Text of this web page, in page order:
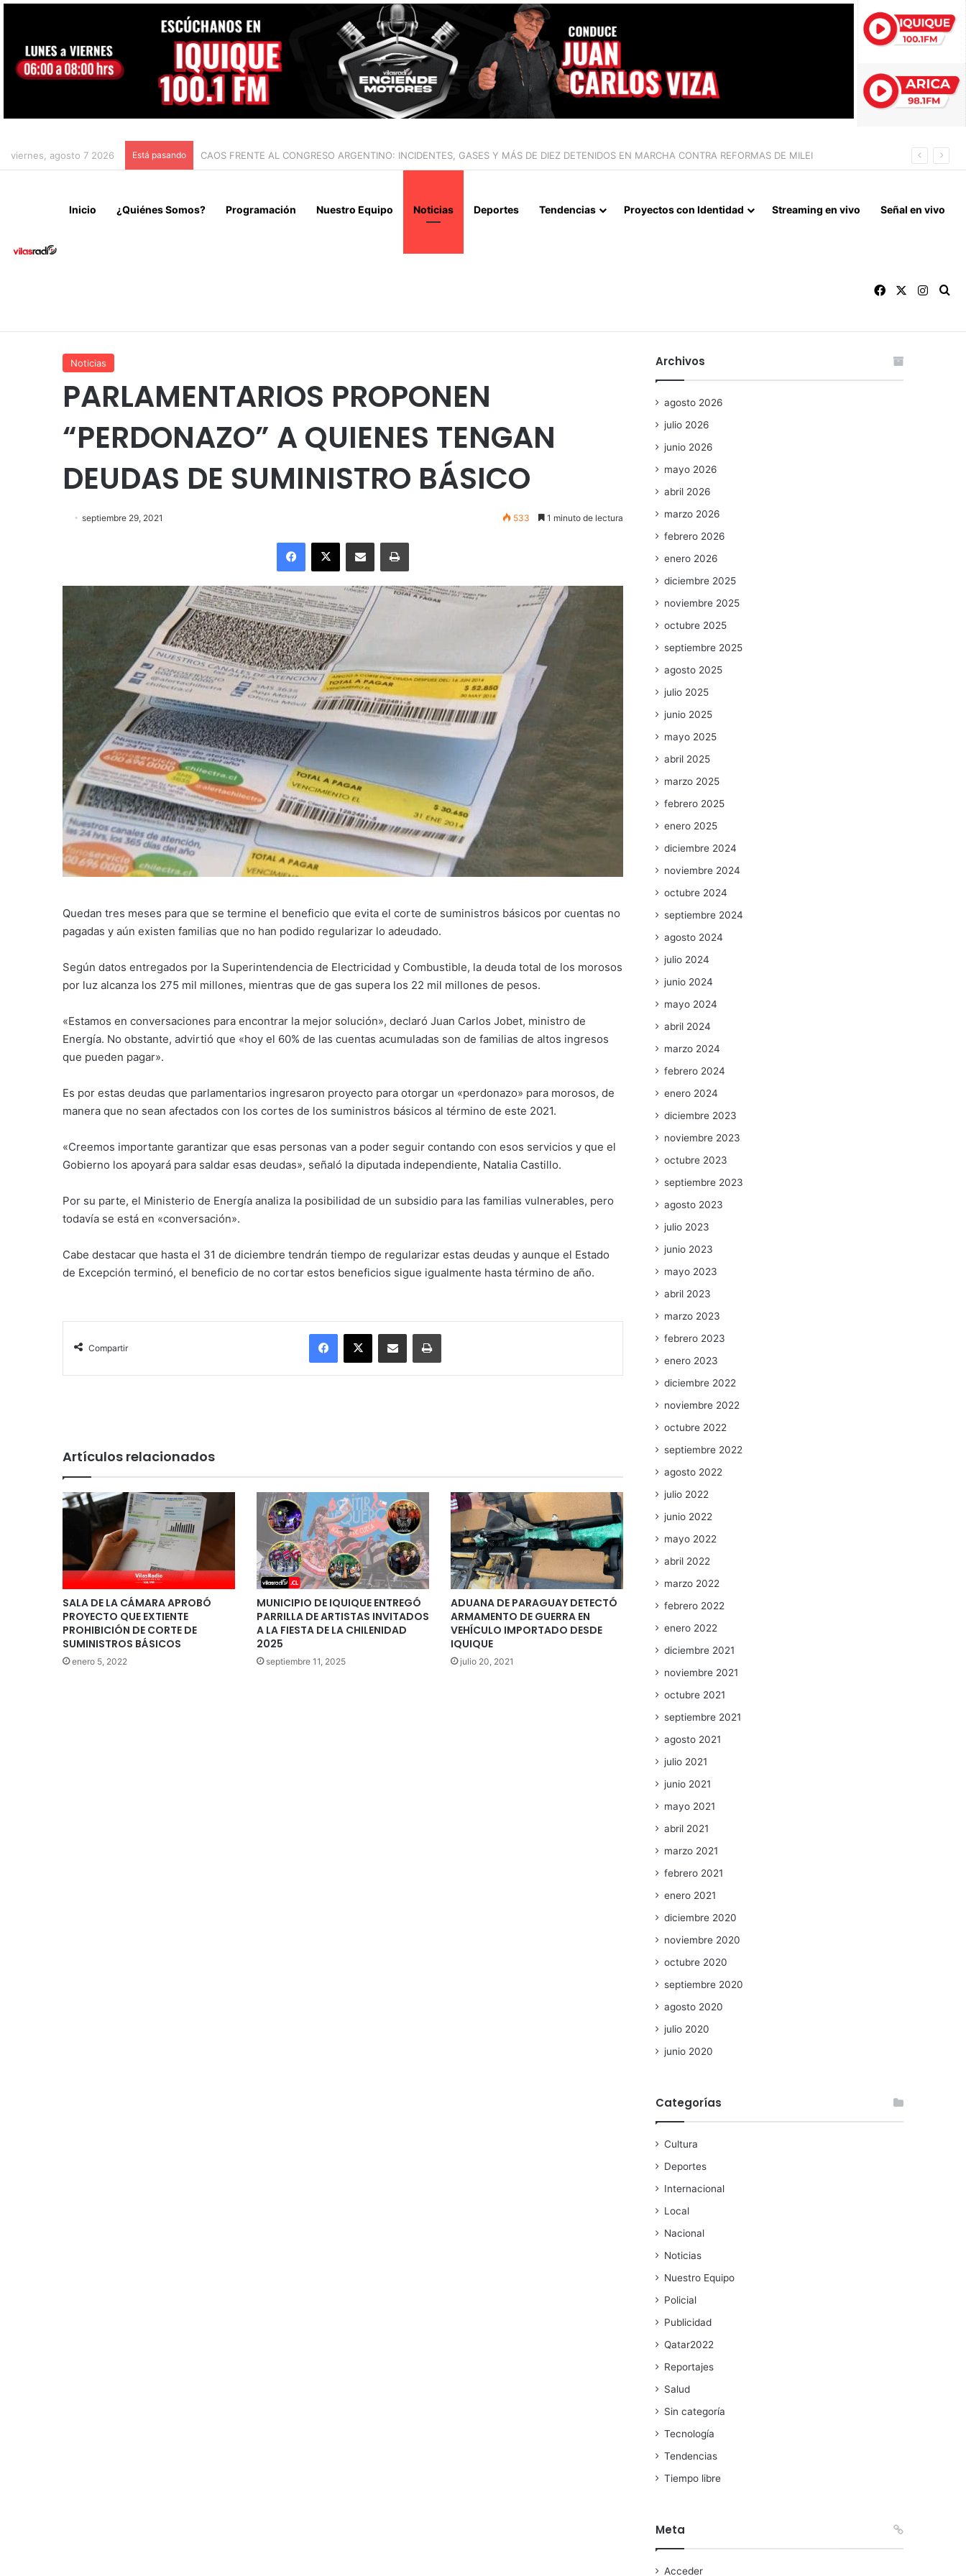
viernes, agosto 7 2026 Está pasando CHILE Y VENEZUELA OFICIALIZAN EL REINICIO DE RELACIONES CONSULARES Y AVANZAN HACIA LA NORMALIZACIÓN DE VÍNCULOS BILATERALES
Inicio ¿Quiénes Somos? Programación Nuestro Equipo Noticias Deportes Tendencias Proyectos con Identidad Streaming en vivo Señal en vivo
Facebook
Noticias
PARLAMENTARIOS PROPONEN
“PERDONAZO” A QUIENES TENGAN
DEUDAS DE SUMINISTRO BÁSICO
septiembre 29, 2021 533 1 minuto de lectura
Facebook
X Enviar vía email Imprimir
Quedan tres meses para que se termine el beneficio que evita el corte de suministros básicos por cuentas no
pagadas y aún existen familias que no han podido regularizar lo adeudado.
Según datos entregados por la Superintendencia de Electricidad y Combustible, la deuda total de los morosos
por luz alcanza los 275 mil millones, mientras que de gas supera los 22 mil millones de pesos.
«Estamos en conversaciones para encontrar la mejor solución», declaró Juan Carlos Jobet, ministro de
Energía. No obstante, advirtió que «hoy el 60% de las cuentas acumuladas son de familias de altos ingresos
que pueden pagar».
Es por estas deudas que parlamentarios ingresaron proyecto para otorgar un «perdonazo» para morosos, de
manera que no sean afectados con los cortes de los suministros básicos al término de este 2021.
«Creemos importante garantizar que esas personas van a poder seguir contando con esos servicios y que el
Gobierno los apoyará para saldar esas deudas», señaló la diputada independiente, Natalia Castillo.
Por su parte, el Ministerio de Energía analiza la posibilidad de un subsidio para las familias vulnerables, pero
todavía se está en «conversación».
Cabe destacar que hasta el 31 de diciembre tendrán tiempo de regularizar estas deudas y aunque el Estado
de Excepción terminó, el beneficio de no cortar estos beneficios sigue igualmente hasta término de año.
Compartir
Facebook
X Enviar vía email Imprimir
Artículos relacionados
SALA DE LA CÁMARA APROBÓ
PROYECTO QUE EXTIENTE
PROHIBICIÓN DE CORTE DE
SUMINISTROS BÁSICOS
enero 5, 2022
MUNICIPIO DE IQUIQUE ENTREGÓ
PARRILLA DE ARTISTAS INVITADOS
A LA FIESTA DE LA CHILENIDAD
2025
septiembre 11, 2025
ADUANA DE PARAGUAY DETECTÓ
ARMAMENTO DE GUERRA EN
VEHÍCULO IMPORTADO DESDE
IQUIQUE
julio 20, 2021
Archivos
agosto 2026
julio 2026
junio 2026
mayo 2026
abril 2026
marzo 2026
febrero 2026
enero 2026
diciembre 2025
noviembre 2025
octubre 2025
septiembre 2025
agosto 2025
julio 2025
junio 2025
mayo 2025
abril 2025
marzo 2025
febrero 2025
enero 2025
diciembre 2024
noviembre 2024
octubre 2024
septiembre 2024
agosto 2024
julio 2024
junio 2024
mayo 2024
abril 2024
marzo 2024
febrero 2024
enero 2024
diciembre 2023
noviembre 2023
octubre 2023
septiembre 2023
agosto 2023
julio 2023
junio 2023
mayo 2023
abril 2023
marzo 2023
febrero 2023
enero 2023
diciembre 2022
noviembre 2022
octubre 2022
septiembre 2022
agosto 2022
julio 2022
junio 2022
mayo 2022
abril 2022
marzo 2022
febrero 2022
enero 2022
diciembre 2021
noviembre 2021
octubre 2021
septiembre 2021
agosto 2021
julio 2021
junio 2021
mayo 2021
abril 2021
marzo 2021
febrero 2021
enero 2021
diciembre 2020
noviembre 2020
octubre 2020
septiembre 2020
agosto 2020
julio 2020
junio 2020
Categorías
Cultura
Deportes
Internacional
Local
Nacional
Noticias
Nuestro Equipo
Policial
Publicidad
Qatar2022
Reportajes
Salud
Sin categoría
Tecnología
Tendencias
Tiempo libre
Meta
Acceder